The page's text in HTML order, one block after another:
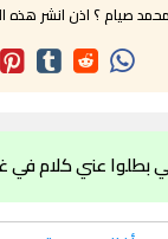
صيام ؟ اذن انشر هذه
بطلوا عني كلام في